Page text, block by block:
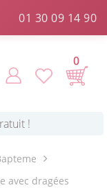
01 30 09 14 90
0
avec dragées